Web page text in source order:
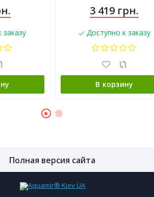
заказу
3 419 грн.
Доступно к заказу
В корзину
Полная версия сайта